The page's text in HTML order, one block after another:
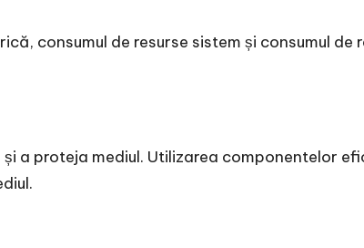
consumul de resurse sistem și consumul de
a proteja mediul. Utilizarea componentelor